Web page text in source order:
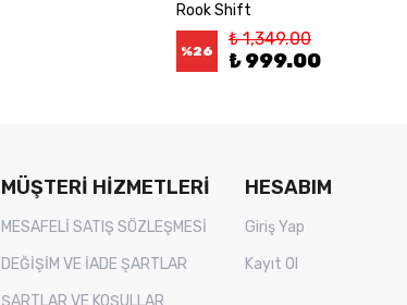
Rook Shift
%26
₺ 1,349.00
₺ 999.00
MÜŞTERİ HİZMETLERİ
MESAFELİ SATIŞ SÖZLEŞMESİ
DEĞİŞİM VE İADE ŞARTLAR
ŞARTLAR VE KOŞULLAR
HESABIM
Giriş Yap
Kayıt Ol